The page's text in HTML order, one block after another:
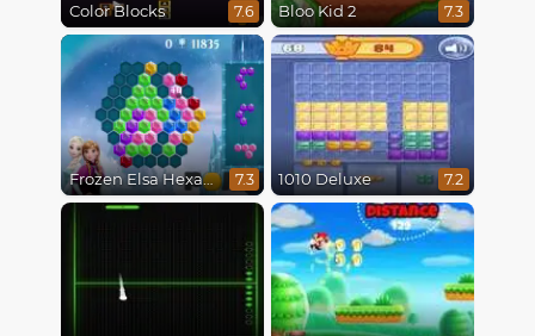
Color Blocks 7.6 Bloo Kid 2 7.3
Frozen Elsa Hexagon Puzzle 7.3 1010 Deluxe 7.2